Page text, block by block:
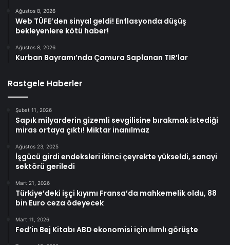
Ağustos 8, 2026
Web TÜFE’den sinyal geldi! Enflasyonda düşüş
bekleyenlere kötü haber!
Ağustos 8, 2026
Kurban Bayramı’nda Çamura Saplanan TIR’lar
Rastgele Haberler
Şubat 11, 2026
Sapık milyarderin gizemli sevgilisine bırakmak istediği
miras ortaya çıktı! Miktar inanılmaz
Ağustos 23, 2025
İşgücü girdi endeksleri ikinci çeyrekte yükseldi, sanayi
sektörü geriledi
Mart 21, 2026
Türkiye’deki işçi kıyımı Fransa’da mahkemelik oldu, 88
bin Euro ceza ödeyecek
Mart 11, 2026
Fed’in Bej Kitabı ABD ekonomisi için ılımlı görüşte